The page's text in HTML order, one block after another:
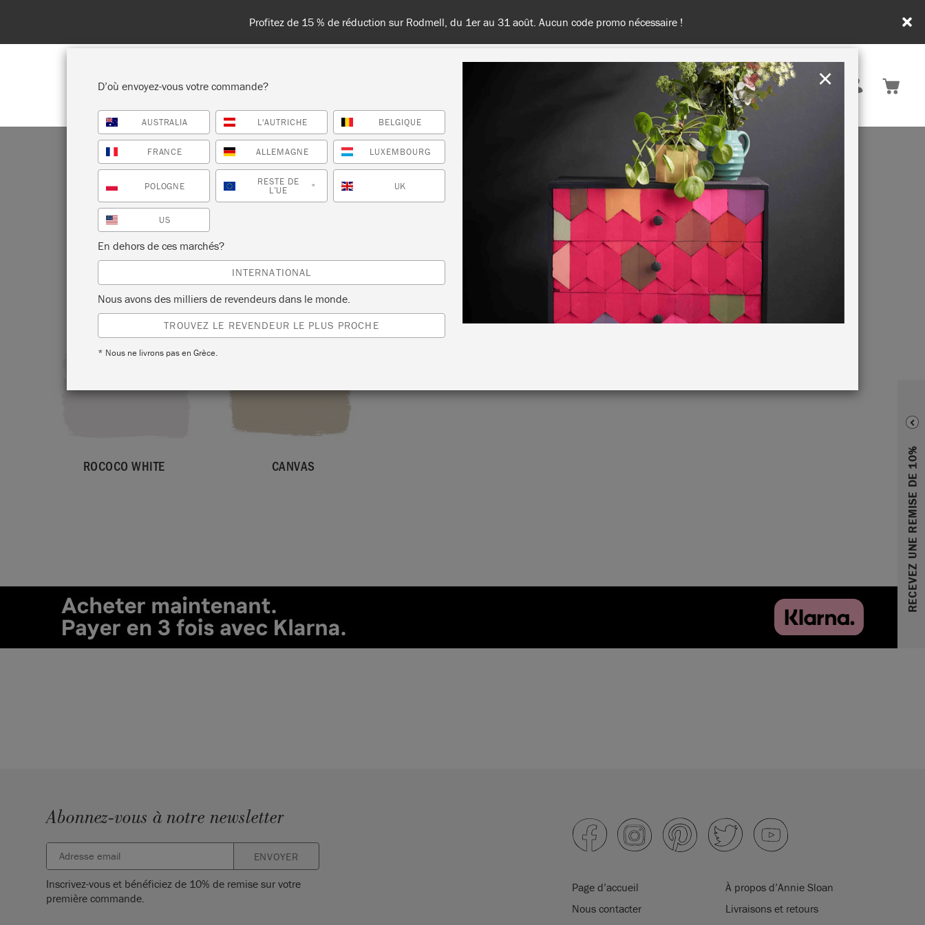
Livraisons en France, en Belgique et au Luxembourg - Livraison gratuite à partir de 100€ d'achats
France
BOUTIQUE PEINTURES TOUTES LES COULEURS À PROPOS INSPIRATION & CONSEILS DURABILITÉ
RECEVEZ UNE REMISE DE 10%
neutral
TRIER PAR
ROCOCO WHITE CANVAS
Abonnez-vous à notre newsletter
ENVOYER
Inscrivez-vous et bénéficiez de 10% de remise sur votre
première commande.
Page d’accueil
À propos d’Annie Sloan
Nous contacter
Livraisons et retours
D’où envoyez-vous votre commande?
AUSTRALIA L'AUTRICHE BELGIQUE
FRANCE ALLEMAGNE LUXEMBOURG
POLOGNE RESTE DE
L’UE * UK
US
En dehors de ces marchés?
INTERNATIONAL
Nous avons des milliers de revendeurs dans le monde.
TROUVEZ LE REVENDEUR LE PLUS PROCHE
* Nous ne livrons pas en Grèce.
×